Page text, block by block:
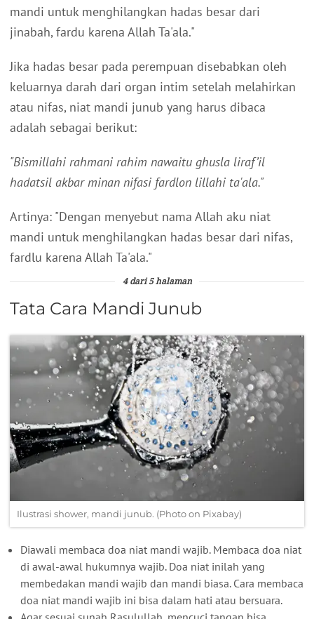
mandi untuk menghilangkan hadas besar dari
jinabah, fardu karena Allah Ta'ala."
Jika hadas besar pada perempuan disebabkan oleh
keluarnya darah dari organ intim setelah melahirkan
atau nifas, niat mandi junub yang harus dibaca
adalah sebagai berikut:
"Bismillahi rahmani rahim nawaitu ghusla liraf’il
hadatsil akbar minan nifasi fardlon lillahi ta'ala."
Artinya: "Dengan menyebut nama Allah aku niat
mandi untuk menghilangkan hadas besar dari nifas,
fardlu karena Allah Ta'ala."
4 dari 5 halaman
Tata Cara Mandi Junub
Ilustrasi shower, mandi junub. (Photo on Pixabay)
Diawali membaca doa niat mandi wajib. Membaca doa niat
di awal-awal hukumnya wajib. Doa niat inilah yang
membedakan mandi wajib dan mandi biasa. Cara membaca
doa niat mandi wajib ini bisa dalam hati atau bersuara.